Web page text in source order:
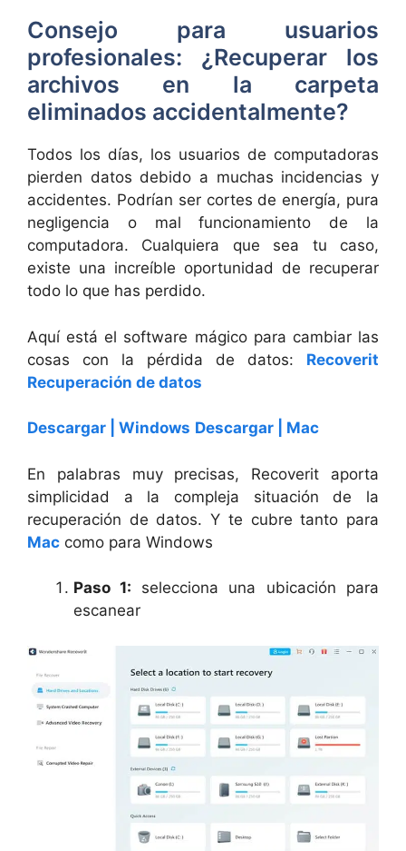
Consejo para usuarios
profesionales: ¿Recuperar los
archivos en la carpeta
eliminados accidentalmente?
Todos los días, los usuarios de computadoras
pierden datos debido a muchas incidencias y
accidentes. Podrían ser cortes de energía, pura
negligencia o mal funcionamiento de la
computadora. Cualquiera que sea tu caso,
existe una increíble oportunidad de recuperar
todo lo que has perdido.
Aquí está el software mágico para cambiar las
cosas con la pérdida de datos: Recoverit
Recuperación de datos
Descargar | Windows Descargar | Mac
En palabras muy precisas, Recoverit aporta
simplicidad a la compleja situación de la
recuperación de datos. Y te cubre tanto para
Mac como para Windows
Paso 1: selecciona una ubicación para
escanear